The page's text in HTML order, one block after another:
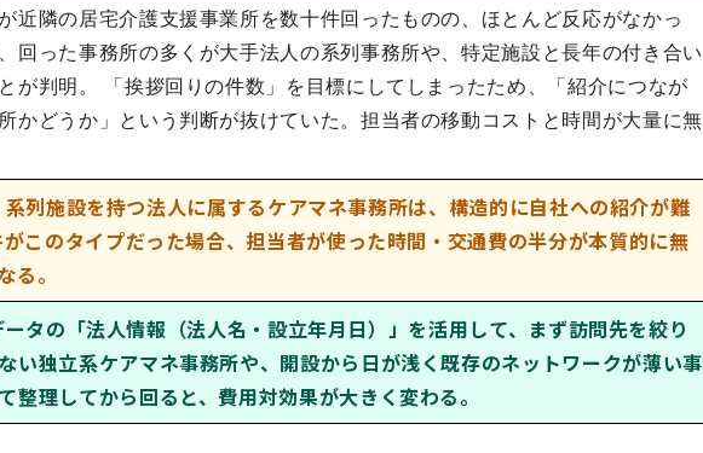
近隣の居宅介護支援事業所を数十件回ったものの、ほとんど反応がなかっ
回った事務所の多くが大手法人の系列事務所や、特定施設と長年の付き合い
が判明。 「挨拶回りの件数」を目標にしてしまったため、「紹介につなが
かどうか」という判断が抜けていた。担当者の移動コストと時間が大量に無
列施設を持つ法人に属するケアマネ事務所は、構造的に自社への紹介が難
このタイプだった場合、担当者が使った時間・交通費の半分が本質的に無
る。
タの「法人情報（法人名・設立年月日）」を活用して、まず訪問先を絞り
い独立系ケアマネ事務所や、開設から日が浅く既存のネットワークが薄い事
整理してから回ると、費用対効果が大きく変わる。